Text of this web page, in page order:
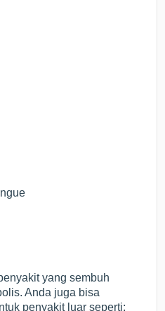
yang sembuh
Anda juga bisa
penyakit luar seperti: